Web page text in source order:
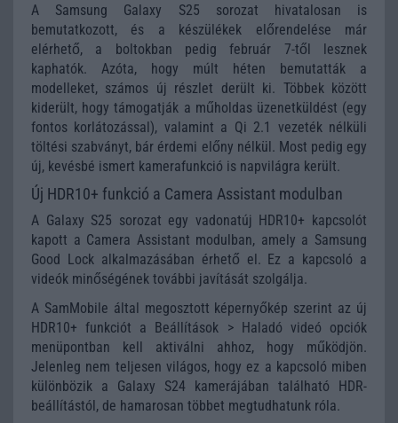
A Samsung Galaxy S25 sorozat hivatalosan is
bemutatkozott, és a készülékek előrendelése már
elérhető, a boltokban pedig február 7-től lesznek
kaphatók. Azóta, hogy múlt héten bemutatták a
modelleket, számos új részlet derült ki. Többek között
kiderült, hogy támogatják a műholdas üzenetküldést (egy
fontos korlátozással), valamint a Qi 2.1 vezeték nélküli
töltési szabványt, bár érdemi előny nélkül. Most pedig egy
új, kevésbé ismert kamerafunkció is napvilágra került.
Új HDR10+ funkció a Camera Assistant modulban
A Galaxy S25 sorozat egy vadonatúj HDR10+ kapcsolót
kapott a Camera Assistant modulban, amely a Samsung
Good Lock alkalmazásában érhető el. Ez a kapcsoló a
videók minőségének további javítását szolgálja.
A SamMobile által megosztott képernyőkép szerint az új
HDR10+ funkciót a Beállítások > Haladó videó opciók
menüpontban kell aktiválni ahhoz, hogy működjön.
Jelenleg nem teljesen világos, hogy ez a kapcsoló miben
különbözik a Galaxy S24 kamerájában található HDR-
beállítástól, de hamarosan többet megtudhatunk róla.